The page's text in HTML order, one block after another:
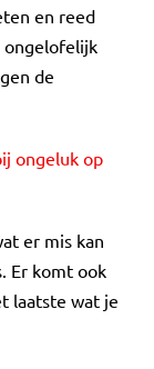
en reed
ongelofelijk
de
ongeluk op
er mis kan
Er komt ook
laatste wat je